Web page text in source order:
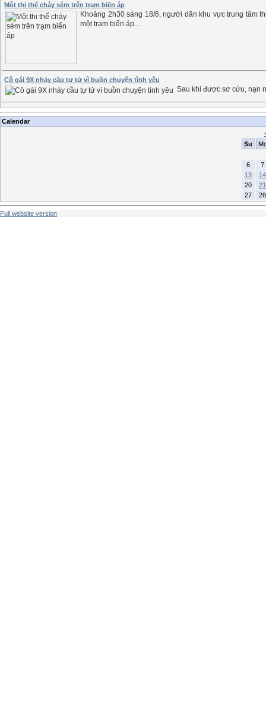
Một thi thể cháy sém trên trạm biến áp
Khoảng 2h30 sáng 18/6, người dân khu vực trung tâm
một trạm biến áp...
Cô gái 9X nhảy cầu tự tử vì buồn chuyện tình yêu
Sau khi được sơ cứu, nạn
Calendar
Su
6
7
13
14
20
21
27
28
Full website version